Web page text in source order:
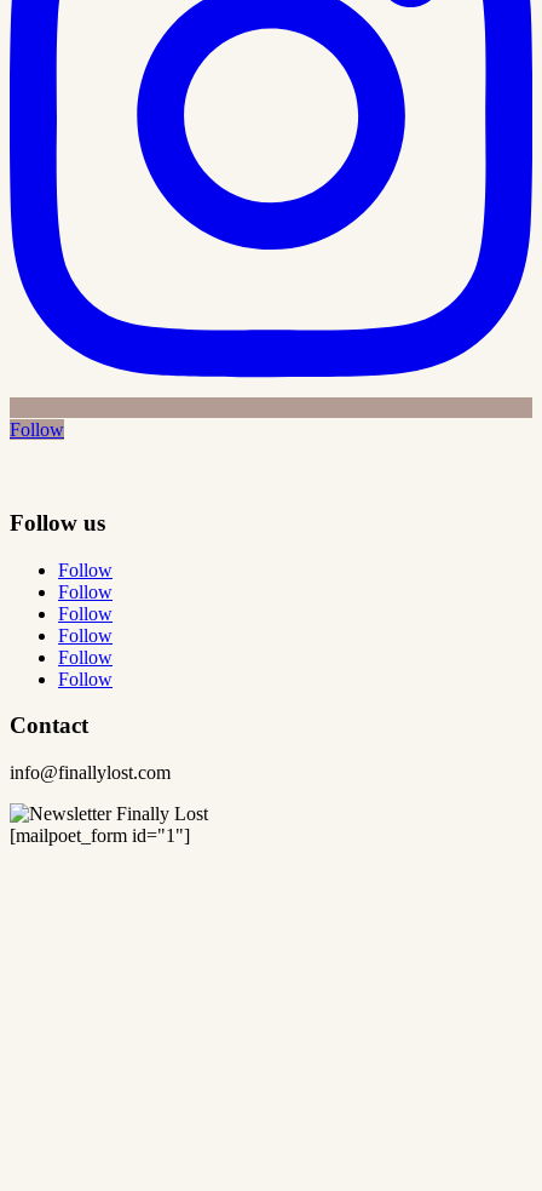
Follow
Follow us
Follow
Follow
Follow
Follow
Follow
Follow
Contact
info@finallylost.com
[mailpoet_form id="1"]